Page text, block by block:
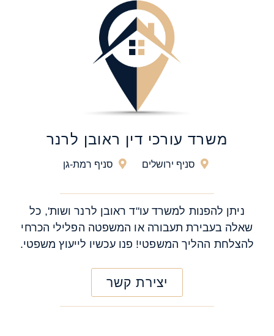
משרד עורכי דין ראובן לרנר
סניף ירושלים סניף רמת-גן
ניתן להפנות למשרד עו"ד ראובן לרנר ושות', כל
שאלה בעבירת תעבורה או המשפטה הפלילי הכרחי
להצלחת ההליך המשפטי! פנו עכשיו לייעוץ משפטי.
יצירת קשר